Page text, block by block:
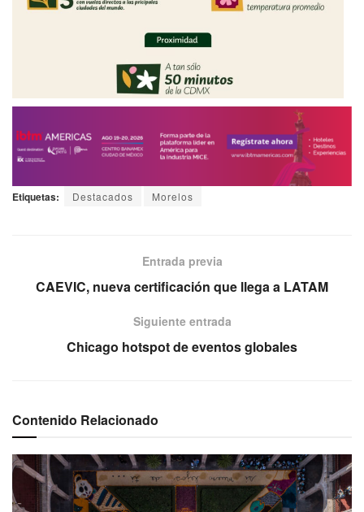
Etiquetas: Destacados Morelos
Entrada previa
CAEVIC, nueva certificación que llega a LATAM
Siguiente entrada
Chicago hotspot de eventos globales
Contenido Relacionado